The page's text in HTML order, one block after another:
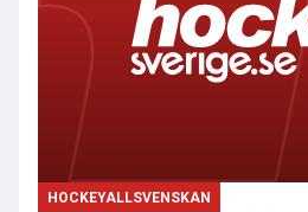
HOCKEYALLSVENSKAN